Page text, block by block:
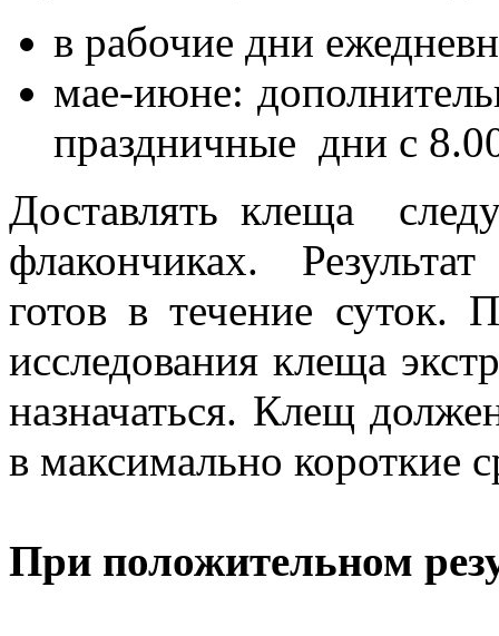
в рабочие дни
мае-июне:
праздничные дни с
Доставлять клеща
флакончиках.
готов в течение суток.
исследования клеща
назначаться. Клещ
в максимально короткие
При положительном